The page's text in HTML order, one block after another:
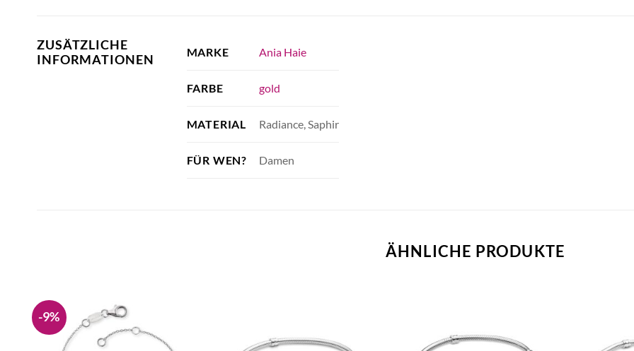
ZUSÄTZLICHE
INFORMATIONEN
MARKE Ania Haie
FARBE gold
MATERIAL Radiance, Saphir
FÜR WEN? Damen
ÄHNLICHE PRODUKTE
-9%